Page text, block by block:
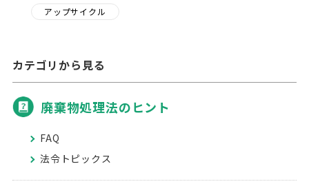
アップサイクル
カテゴリから見る
廃棄物処理法のヒント
FAQ
法令トピックス